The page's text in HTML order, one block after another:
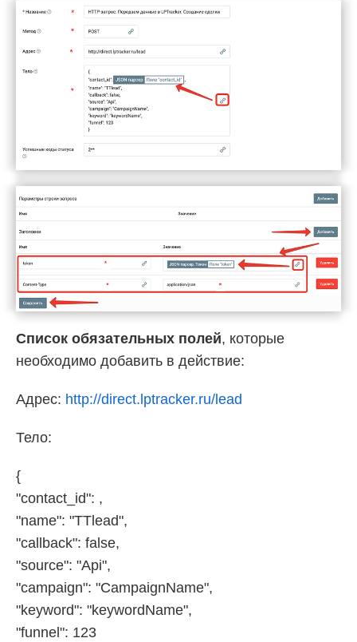
Список обязательных полей, которые
необходимо добавить в действие:
Адрес: http://direct.lptracker.ru/lead
Тело:
{
"contact_id": ,
"name": "TTlead",
"callback": false,
"source": "Api",
"campaign": "CampaignName",
"keyword": "keywordName",
"funnel": 123